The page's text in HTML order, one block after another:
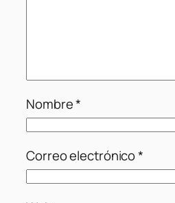
Nombre*
Correo electrónico*